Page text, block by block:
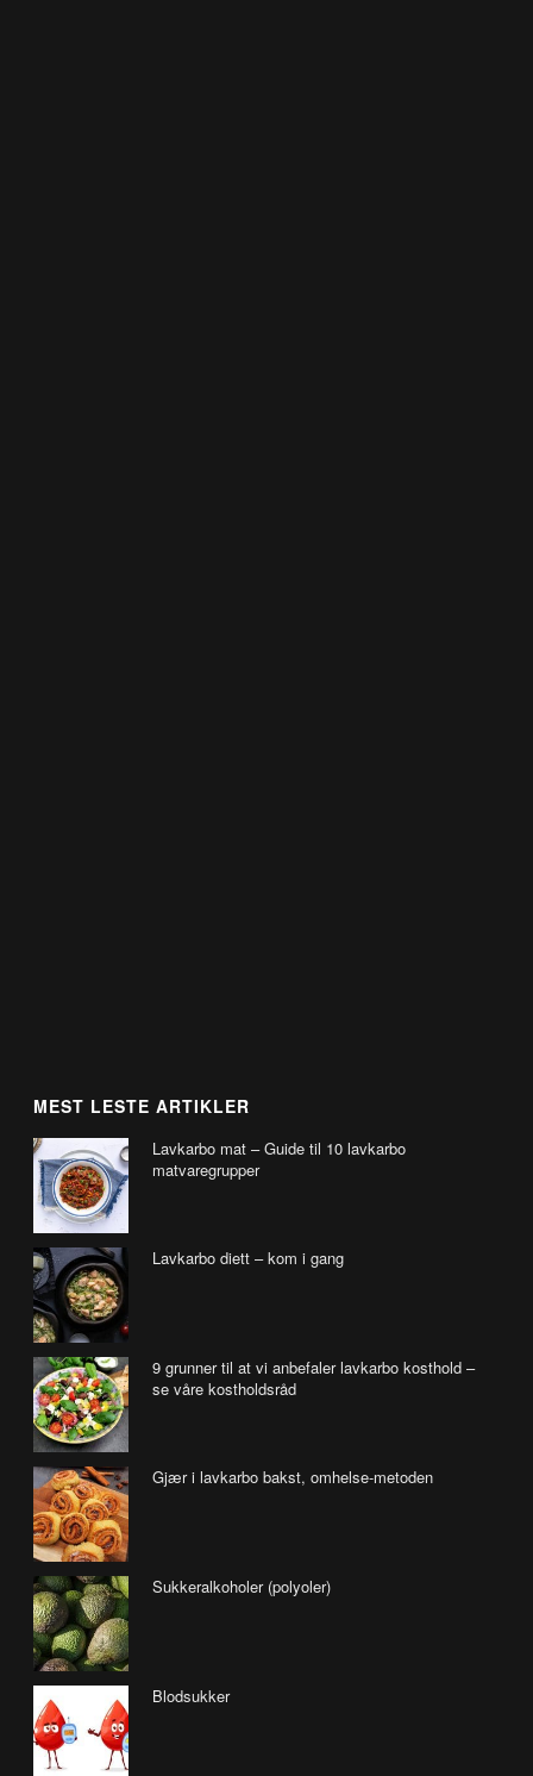
MEST LESTE ARTIKLER
Lavkarbo mat – Guide til 10 lavkarbo
matvaregrupper
Lavkarbo diett – kom i gang
9 grunner til at vi anbefaler lavkarbo kosthold –
se våre kostholdsråd
Gjær i lavkarbo bakst, omhelse-metoden
Sukkeralkoholer (polyoler)
Blodsukker